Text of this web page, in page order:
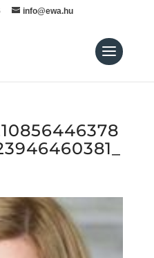
info@ewa.hu